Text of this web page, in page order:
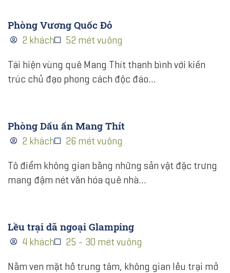
Phòng Vương Quốc Đỏ
2 khách
52 mét vuông
Tái hiện vùng quê Mang Thít thanh bình với kiến
trúc chủ đạo phong cách độc đáo…
Phòng Dấu ấn Mang Thít
2 khách
26 mét vuông
Tô điểm không gian bằng những sản vật đặc trưng
mang đậm nét văn hóa quê nhà…
Lều trại dã ngoại Glamping
4 khách
25 - 30 mét vuông
Nằm ven mặt hồ trung tâm, không gian lều trại mở